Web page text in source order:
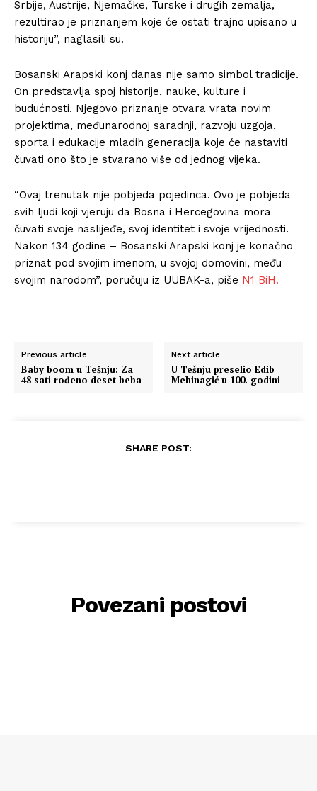
Srbije, Austrije, Njemačke, Turske i drugih zemalja,
rezultirao je priznanjem koje će ostati trajno upisano u
historiju”, naglasili su.
Bosanski Arapski konj danas nije samo simbol tradicije.
On predstavlja spoj historije, nauke, kulture i
budućnosti. Njegovo priznanje otvara vrata novim
projektima, međunarodnoj saradnji, razvoju uzgoja,
sporta i edukacije mladih generacija koje će nastaviti
čuvati ono što je stvarano više od jednog vijeka.
“Ovaj trenutak nije pobjeda pojedinca. Ovo je pobjeda
svih ljudi koji vjeruju da Bosna i Hercegovina mora
čuvati svoje naslijeđe, svoj identitet i svoje vrijednosti.
Nakon 134 godine – Bosanski Arapski konj je konačno
priznat pod svojim imenom, u svojoj domovini, među
svojim narodom”, poručuju iz UUBAK-a, piše N1 BiH.
Previous article
Baby boom u Tešnju: Za
48 sati rođeno deset beba
Next article
​U Tešnju preselio Edib
Mehinagić u 100. godini
SHARE POST:
Povezani postovi